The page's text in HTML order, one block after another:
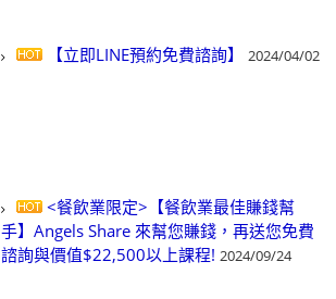
【立即LINE預約免費諮詢】 2024/04/02
<餐飲業限定>【餐飲業最佳賺錢幫
手】Angels Share 來幫您賺錢，再送您免費
諮詢與價值$22,500以上課程! 2024/09/24